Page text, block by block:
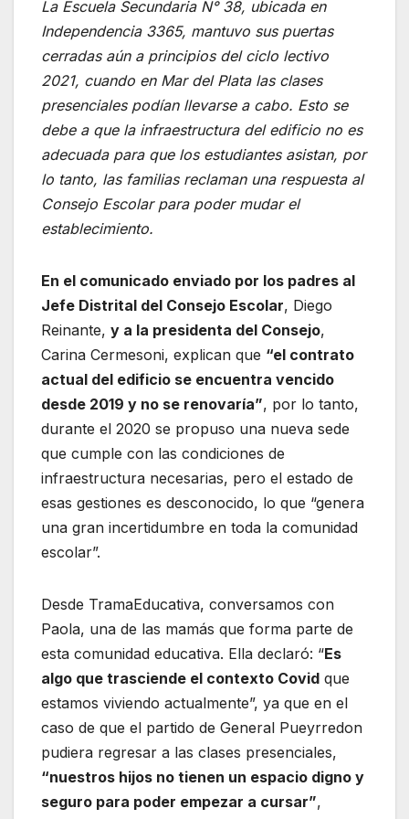
b
o
o
k
A
p
p
a
m
La Escuela Secundaria N° 38, ubicada en
Independencia 3365, mantuvo sus puertas
cerradas aún a principios del ciclo lectivo
2021, cuando en Mar del Plata las clases
presenciales podían llevarse a cabo. Esto se
debe a que la infraestructura del edificio no es
adecuada para que los estudiantes asistan, por
lo tanto, las familias reclaman una respuesta al
Consejo Escolar para poder mudar el
establecimiento.
En el comunicado enviado por los padres al
Jefe Distrital del Consejo Escolar, Diego
Reinante, y a la presidenta del Consejo,
Carina Cermesoni, explican que “el contrato
actual del edificio se encuentra vencido
desde 2019 y no se renovaría”, por lo tanto,
durante el 2020 se propuso una nueva sede
que cumple con las condiciones de
infraestructura necesarias, pero el estado de
esas gestiones es desconocido, lo que “genera
una gran incertidumbre en toda la comunidad
escolar”.
Desde TramaEducativa, conversamos con
Paola, una de las mamás que forma parte de
esta comunidad educativa. Ella declaró: “Es
algo que trasciende el contexto Covid que
estamos viviendo actualmente”, ya que en el
caso de que el partido de General Pueyrredon
pudiera regresar a las clases presenciales,
“nuestros hijos no tienen un espacio digno y
seguro para poder empezar a cursar”,